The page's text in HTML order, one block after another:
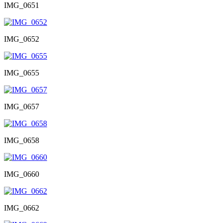
IMG_0651
IMG_0652
IMG_0655
IMG_0657
IMG_0658
IMG_0660
IMG_0662